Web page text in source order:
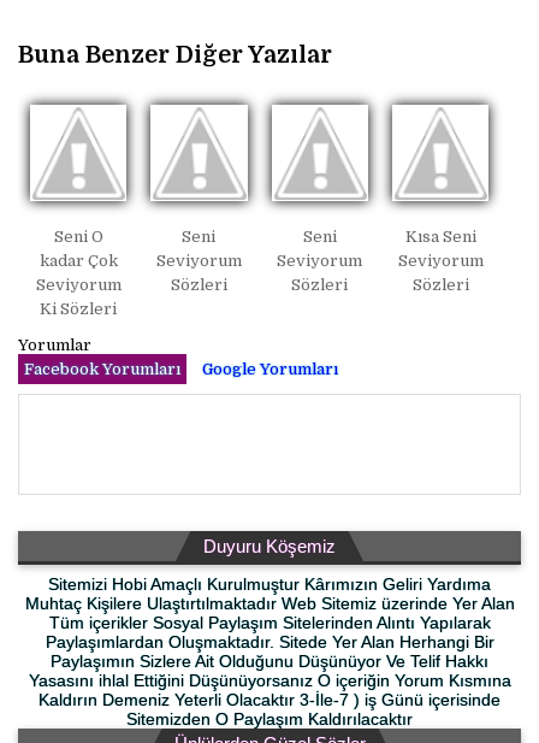
Buna Benzer Diğer Yazılar
Seni O
kadar Çok
Seviyorum
Ki Sözleri
Seni
Seviyorum
Sözleri
Seni
Seviyorum
Sözleri
Kısa Seni
Seviyorum
Sözleri
Yorumlar
Facebook Yorumları
Google Yorumları
Duyuru Köşemiz
Sitemizi Hobi Amaçlı Kurulmuştur Kârımızın Geliri Yardıma
Muhtaç Kişilere Ulaştırtılmaktadır Web Sitemiz üzerinde Yer Alan
Tüm içerikler Sosyal Paylaşım Sitelerinden Alıntı Yapılarak
Paylaşımlardan Oluşmaktadır. Sitede Yer Alan Herhangi Bir
Paylaşımın Sizlere Ait Olduğunu Düşünüyor Ve Telif Hakkı
Yasasını ihlal Ettiğini Düşünüyorsanız O içeriğin Yorum Kısmına
Kaldırın Demeniz Yeterli Olacaktır 3-İle-7 ) iş Günü içerisinde
Sitemizden O Paylaşım Kaldırılacaktır